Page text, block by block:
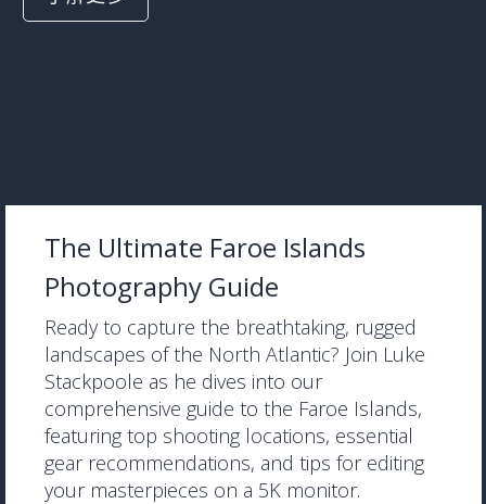
The Ultimate Faroe Islands
Photography Guide
Ready to capture the breathtaking, rugged
landscapes of the North Atlantic? Join Luke
Stackpoole as he dives into our
comprehensive guide to the Faroe Islands,
featuring top shooting locations, essential
gear recommendations, and tips for editing
your masterpieces on a 5K monitor.